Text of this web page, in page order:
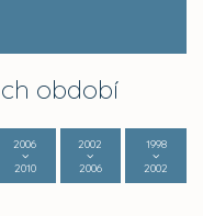
období
2006
2010
2002
2006
1998
2002